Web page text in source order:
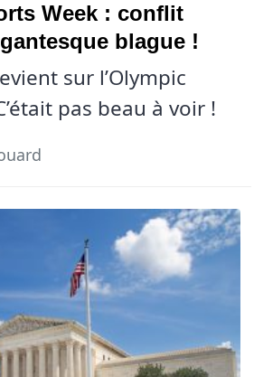
Week : conflit
blague !
sur l’Olympic
pas beau à voir !